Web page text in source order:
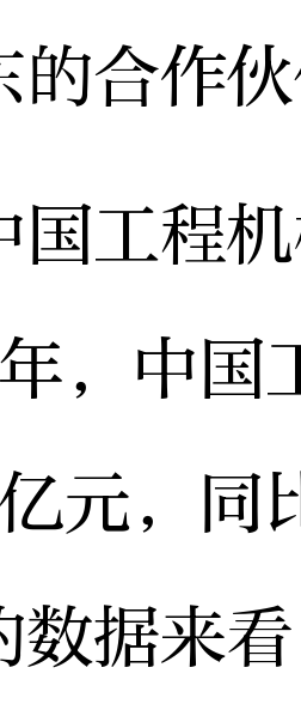
的合作
程机
，中国
元，同
数据来